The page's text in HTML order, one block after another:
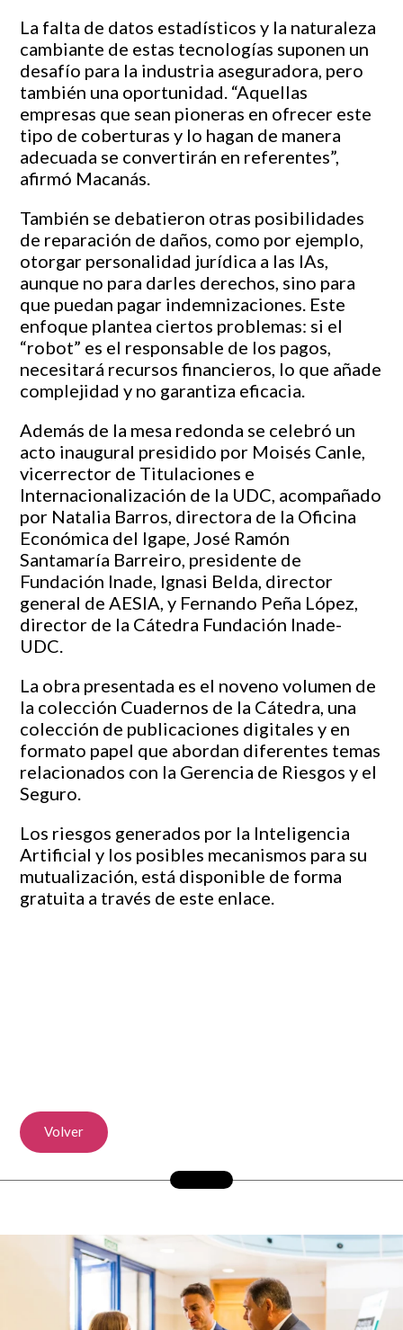
La falta de datos estadísticos y la naturaleza
cambiante de estas tecnologías suponen un
desafío para la industria aseguradora, pero
también una oportunidad. “Aquellas
empresas que sean pioneras en ofrecer este
tipo de coberturas y lo hagan de manera
adecuada se convertirán en referentes”,
afirmó Macanás.
También se debatieron otras posibilidades
de reparación de daños, como por ejemplo,
otorgar personalidad jurídica a las IAs,
aunque no para darles derechos, sino para
que puedan pagar indemnizaciones. Este
enfoque plantea ciertos problemas: si el
“robot” es el responsable de los pagos,
necesitará recursos financieros, lo que añade
complejidad y no garantiza eficacia.
Además de la mesa redonda se celebró un
acto inaugural presidido por Moisés Canle,
vicerrector de Titulaciones e
Internacionalización de la UDC, acompañado
por Natalia Barros, directora de la Oficina
Económica del Igape, José Ramón
Santamaría Barreiro, presidente de
Fundación Inade, Ignasi Belda, director
general de AESIA, y Fernando Peña López,
director de la Cátedra Fundación Inade-
UDC.
La obra presentada es el noveno volumen de
la colección Cuadernos de la Cátedra, una
colección de publicaciones digitales y en
formato papel que abordan diferentes temas
relacionados con la Gerencia de Riesgos y el
Seguro.
Los riesgos generados por la Inteligencia
Artificial y los posibles mecanismos para su
mutualización, está disponible de forma
gratuita a través de este enlace.
Volver